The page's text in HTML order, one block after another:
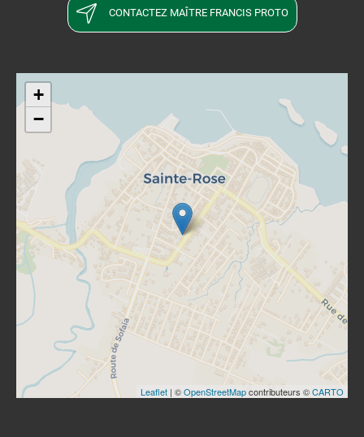
CONTACTEZ MAÎTRE FRANCIS PROTO
+
−
Leaflet | ©OpenStreetMapcontributeurs ©CARTO